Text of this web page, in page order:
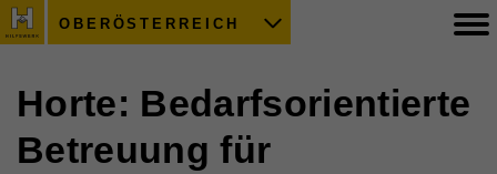
OBERÖSTERREICH
Horte: Bedarfsorientierte
Betreuung für